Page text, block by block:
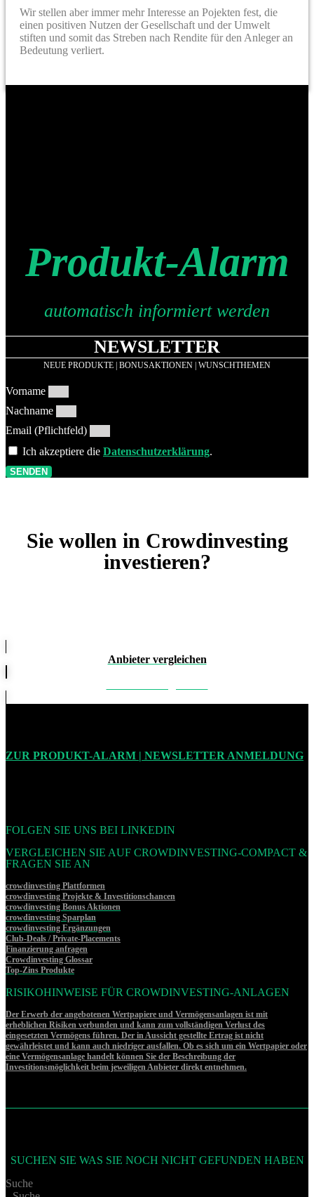
Wir stellen aber immer mehr Interesse an Pojekten fest, die
einen positiven Nutzen der Gesellschaft und der Umwelt
stiften und somit das Streben nach Rendite für den Anleger an
Bedeutung verliert.
Produkt-Alarm
automatisch informiert werden
NEWSLETTER
NEUE PRODUKTE | BONUSAKTIONEN | WUNSCHTHEMEN
Vorname
Nachname
Email (Pflichtfeld)
Ich akzeptiere die Datenschutzerklärung.
SENDEN
Sie wollen in Crowdinvesting
investieren?
Anbieter vergleichen
ZUR PRODUKT-ALARM | NEWSLETTER ANMELDUNG
FOLGEN SIE UNS BEI LINKEDIN
VERGLEICHEN SIE AUF CROWDINVESTING-COMPACT &
FRAGEN SIE AN
crowdinvesting Plattformen
crowdinvesting Projekte & Investitionschancen
crowdinvesting Bonus Aktionen
crowdinvesting Sparplan
crowdinvesting Ergänzungen
Club-Deals / Private-Placements
Finanzierung anfragen
Crowdinvesting Glossar
Top-Zins Produkte
RISIKOHINWEISE FÜR CROWDINVESTING-ANLAGEN
Der Erwerb der angebotenen Wertpapiere und Vermögensanlagen ist mit
erheblichen Risiken verbunden und kann zum vollständigen Verlust des
eingesetzten Vermögens führen. Der in Aussicht gestellte Ertrag ist nicht
gewährleistet und kann auch niedriger ausfallen. Ob es sich um ein Wertpapier oder
eine Vermögensanlage handelt können Sie der Beschreibung der
Investitionsmöglichkeit beim jeweiligen Anbieter direkt entnehmen.
SUCHEN SIE WAS SIE NOCH NICHT GEFUNDEN HABEN
Suche